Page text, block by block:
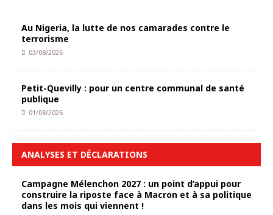
Au Nigeria, la lutte de nos camarades contre le
terrorisme
03/08/2026
Petit-Quevilly : pour un centre communal de santé
publique
01/08/2026
ANALYSES ET DÉCLARATIONS
Campagne Mélenchon 2027 : un point d’appui pour
construire la riposte face à Macron et à sa politique
dans les mois qui viennent !